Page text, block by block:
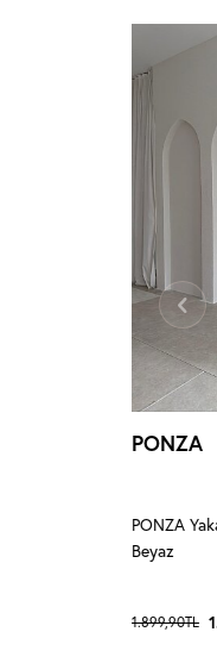
PONZA
PONZA
Beyaz
1.899,90TL